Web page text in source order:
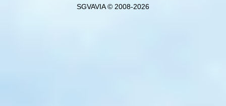
SGVAVIA © 2008-2026